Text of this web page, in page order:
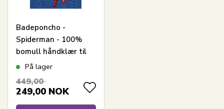
Badeponcho -
Spiderman - 100%
bomull håndklær til
barn - 50x100 cm-
På lager
449,00
249,00 NOK